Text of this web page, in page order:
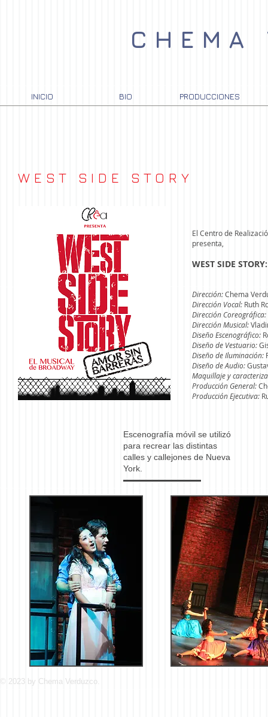
INICIO BIO PRODUCCIONES
CHEMA
WEST SIDE STORY
El Centro de
presenta,
WEST SIDE
Dirección:Chema
Dirección Vocal: Ruth
Dirección Coreográfica:
Dirección Musical:
Diseño Escenográfico:
Diseño de Vestuario:
Diseño de Iluminación:
Diseño de Audio:
Maquillaje y
Producción General:
Producción Ejecutiva:
Escenografía móvil se utilizó
para recrear las distintas
calles y callejones de Nueva
York.
© 2023 by Chema Verduzco.